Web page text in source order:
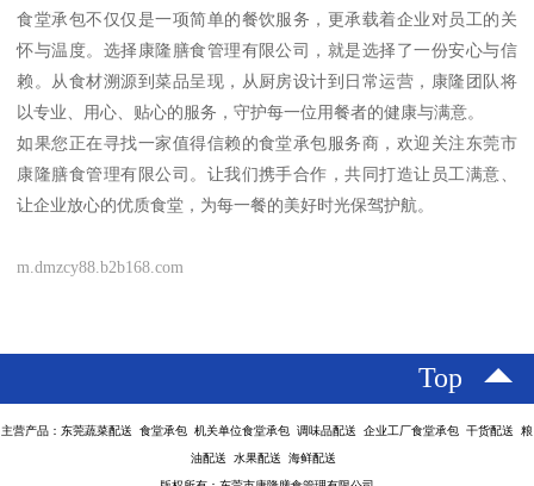
食堂承包不仅仅是一项简单的餐饮服务，更承载着企业对员工的关
怀与温度。选择康隆膳食管理有限公司，就是选择了一份安心与信
赖。从食材溯源到菜品呈现，从厨房设计到日常运营，康隆团队将
以专业、用心、贴心的服务，守护每一位用餐者的健康与满意。
如果您正在寻找一家值得信赖的食堂承包服务商，欢迎关注东莞市
康隆膳食管理有限公司。让我们携手合作，共同打造让员工满意、
让企业放心的优质食堂，为每一餐的美好时光保驾护航。
m.dmzcy88.b2b168.com
Top
主营产品：东莞蔬菜配送 食堂承包 机关单位食堂承包 调味品配送 企业工厂食堂承包 干货配送 粮
油配送 水果配送 海鲜配送